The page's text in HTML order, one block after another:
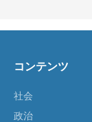
コンテンツ
社会
政治